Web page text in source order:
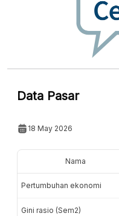
Data Pasar
18 May 2026
Nama
Pertumbuhan ekonomi
Gini rasio (Sem2)